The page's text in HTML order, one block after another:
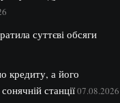
суттєві обсяги
кредиту, а його
станції07.08.2026